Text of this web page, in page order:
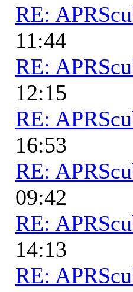
RE:
11:44
RE:
12:15
RE:
16:53
RE:
09:42
RE:
14:13
RE: